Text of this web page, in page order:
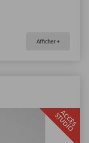
Afficher +
A
C
C
È
S
S
T
U
D
I
O